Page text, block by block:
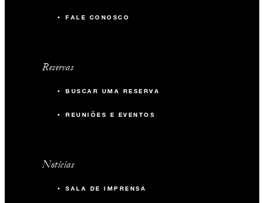
FALE CONOSCO
Reservas
BUSCAR UMA RESERVA
REUNIÕES E EVENTOS
Notícias
SALA DE IMPRENSA